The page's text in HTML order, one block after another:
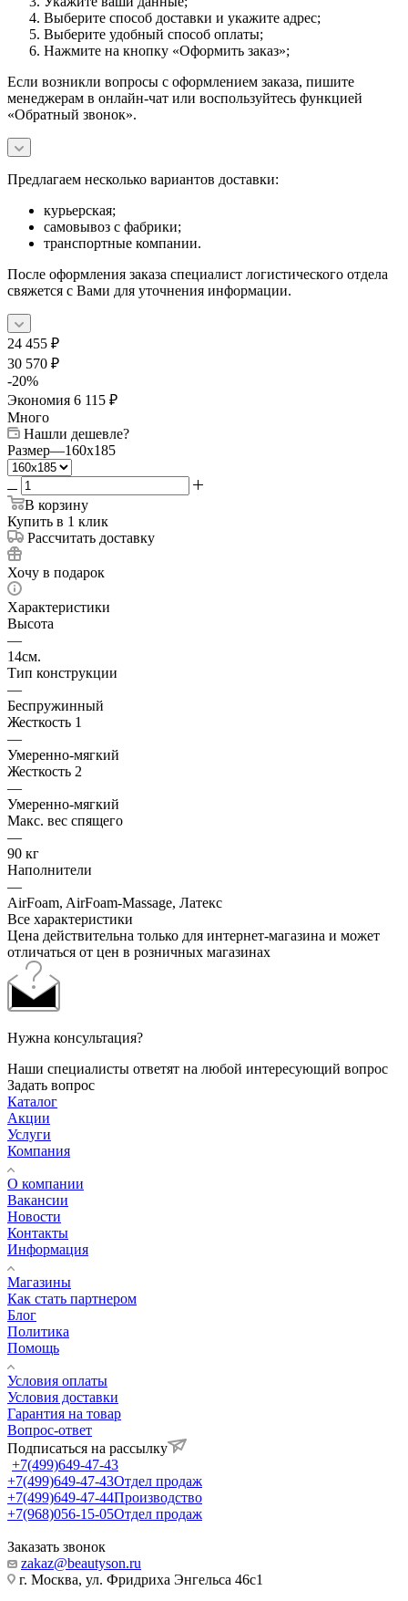
Выберите способ доставки и укажите адрес;
Выберите удобный способ оплаты;
Нажмите на кнопку «Оформить заказ»;
Если возникли вопросы с оформлением заказа, пишите
менеджерам в онлайн-чат или воспользуйтесь функцией
«Обратный звонок».
Предлагаем несколько вариантов доставки:
курьерская;
самовывоз с фабрики;
транспортные компании.
После оформления заказа специалист логистического отдела
свяжется с Вами для уточнения информации.
24 455 ₽
30 570 ₽
-20%
Экономия 6 115 ₽
Много
Нашли дешевле?
Размер—160x185
В корзину
Купить в 1 клик
Рассчитать доставку
Хочу в подарок
Характеристики
Высота
—
14см.
Тип конструкции
—
Беспружинный
Жесткость 1
—
Умеренно-мягкий
Жесткость 2
—
Умеренно-мягкий
Макс. вес спящего
—
90 кг
Наполнители
—
AirFoam, AirFoam-Massage, Латекс
Все характеристики
Цена действительна только для интернет-магазина и может
отличаться от цен в розничных магазинах
Нужна консультация?
Наши специалисты ответят на любой интересующий вопрос
Задать вопрос
Каталог
Акции
Услуги
Компания
О компании
Вакансии
Новости
Контакты
Информация
Магазины
Как стать партнером
Блог
Политика
Помощь
Условия оплаты
Условия доставки
Гарантия на товар
Вопрос-ответ
Подписаться на рассылку
+7(499)649-47-43
+7(499)649-47-43Отдел продаж
+7(499)649-47-44Производство
+7(968)056-15-05Отдел продаж
Заказать звонок
zakaz@beautyson.ru
г. Москва, ул. Фридриха Энгельса 46с1